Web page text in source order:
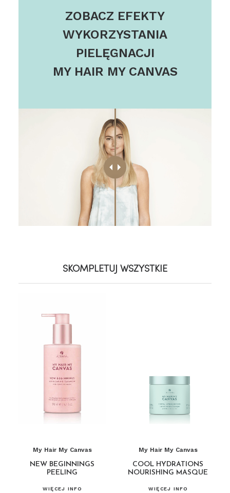
ZOBACZ EFEKTY
WYKORZYSTANIA
PIELĘGNACJI
MY HAIR MY CANVAS
SKOMPLETUJ WSZYSTKIE
My Hair My Canvas
NEW BEGINNINGS
PEELING
WIĘCEJ INFO
My Hair My Canvas
COOL HYDRATIONS
NOURISHING MASQUE
WIĘCEJ INFO